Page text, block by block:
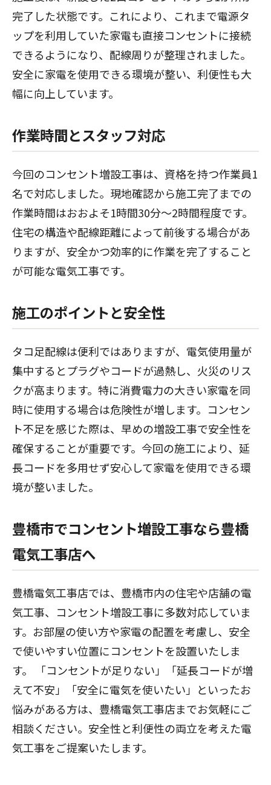
完了した状態です。これにより、これまで電源タ
ップを利用していた家電も直接コンセントに接続
できるようになり、配線周りが整理されました。
安全に家電を使用できる環境が整い、利便性も大
幅に向上しています。
作業時間とスタッフ対応
今回のコンセント増設工事は、資格を持つ作業員1
名で対応しました。現地確認から施工完了までの
作業時間はおおよそ1時間30分〜2時間程度です。
住宅の構造や配線距離によって前後する場合があ
りますが、安全かつ効率的に作業を完了すること
が可能な電気工事です。
施工のポイントと安全性
タコ足配線は便利ではありますが、電気使用量が
集中するとプラグやコードが過熱し、火災のリス
クが高まります。特に消費電力の大きい家電を同
時に使用する場合は危険性が増します。コンセン
ト不足を感じた際は、早めの増設工事で安全性を
確保することが重要です。今回の施工により、延
長コードを多用せず安心して家電を使用できる環
境が整いました。
豊橋市でコンセント増設工事なら豊橋
電気工事店へ
豊橋電気工事店では、豊橋市内の住宅や店舗の電
気工事、コンセント増設工事に多数対応していま
す。お部屋の使い方や家電の配置を考慮し、安全
で使いやすい位置にコンセントを設置いたしま
す。 「コンセントが足りない」「延長コードが増
えて不安」「安全に電気を使いたい」といったお
悩みがある方は、豊橋電気工事店までお気軽にご
相談ください。安全性と利便性の両立を考えた電
気工事をご提案いたします。